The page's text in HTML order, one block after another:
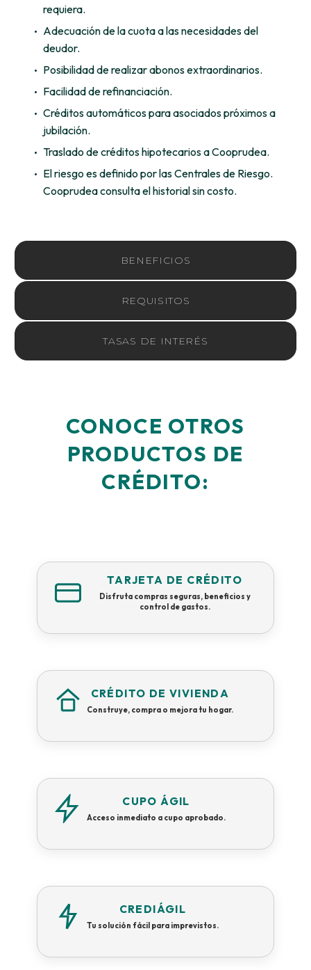
requiera.
Adecuación de la cuota a las necesidades del
deudor.
Posibilidad de realizar abonos extraordinarios.
Facilidad de refinanciación.
Créditos automáticos para asociados próximos a
jubilación.
Traslado de créditos hipotecarios a Cooprudea.
El riesgo es definido por las Centrales de Riesgo.
Cooprudea consulta el historial sin costo.
BENEFICIOS
REQUISITOS
TASAS DE INTERÉS
CONOCE OTROS
PRODUCTOS DE
CRÉDITO:
TARJETA DE CRÉDITO
Disfruta compras seguras, beneficios y
control de gastos.
CRÉDITO DE VIVIENDA
Construye, compra o mejora tu hogar.
CUPO ÁGIL
Acceso inmediato a cupo aprobado.
CREDIÁGIL
Tu solución fácil para imprevistos.